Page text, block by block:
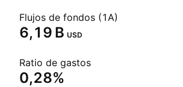
Flujos de fondos (1A)
‪6,19 B‬ USD
Ratio de gastos
0,28%